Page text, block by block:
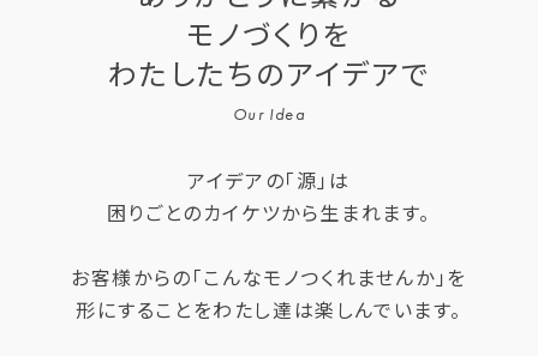
モノづくりを
わたしたちのアイデアで
Our Idea
アイデアの「源」は
困りごとのカイケツから生まれます。
お客様からの「こんなモノつくれませんか」を
形にすることをわたし達は楽しんでいます。